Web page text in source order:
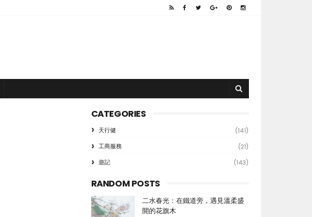
CATEGORIES
天行健
(141)
工商服務
(21)
遊記
(143)
RANDOM POSTS
二水春光：在鐵道旁，遇見溫柔盛
開的花旗木